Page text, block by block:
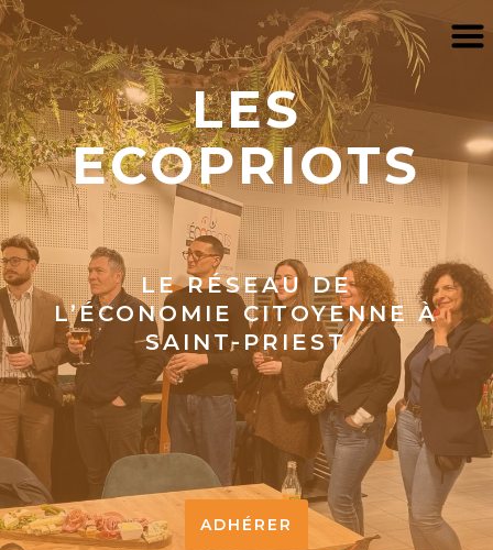
LES
ECOPRIOTS
LE RÉSEAU DE
L’ÉCONOMIE CITOYENNE À
SAINT-PRIEST
ADHÉRER